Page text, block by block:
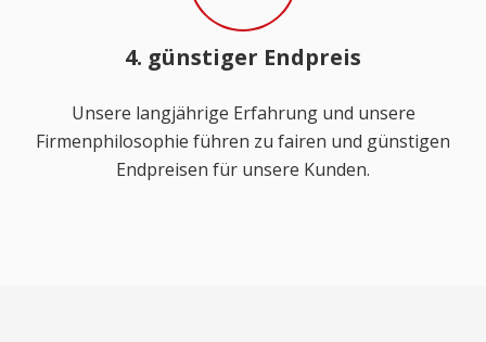
4. günstiger Endpreis
Unsere langjährige Erfahrung und unsere
Firmenphilosophie führen zu fairen und günstigen
Endpreisen für unsere Kunden.